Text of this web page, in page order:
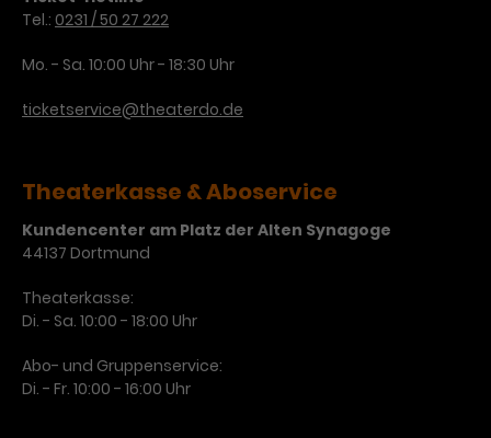
Tel.: 0231 / 50 27 222
Mo. - Sa. 10:00 Uhr - 18:30 Uhr
ticketservice@theaterdo.de
Theaterkasse & Aboservice
Kundencenter am Platz der Alten Synagoge
44137 Dortmund
Theaterkasse:
Di. - Sa. 10:00 - 18:00 Uhr
Abo- und Gruppenservice:
Di. - Fr. 10:00 - 16:00 Uhr